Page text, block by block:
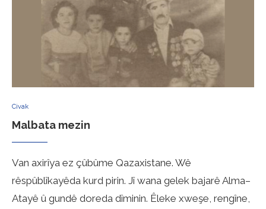
Civak
Malbata mezin
Van axirîya ez çûbûme Qazaxistane. Wê
rêspûblîkayêda kurd pirin. Jî wana gelek bajarê Alma–
Atayê û gundê doreda dîminin. Êleke xweşe, rengîne,